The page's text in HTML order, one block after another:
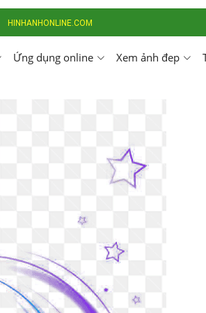
HINHANHONLINE.COM
Ứng dụng online Xem ảnh đep